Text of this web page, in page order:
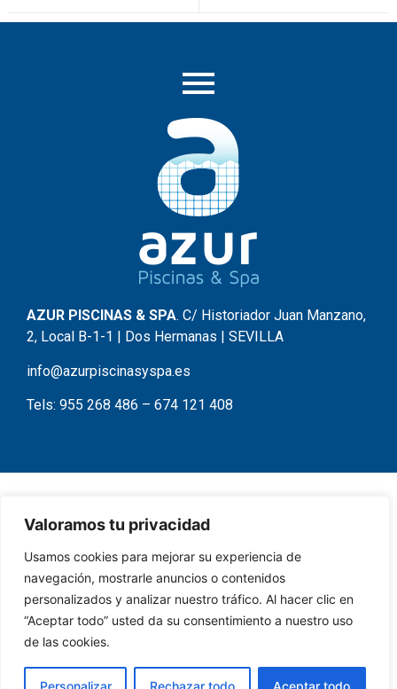
Valoramos tu privacidad
Usamos cookies para mejorar su experiencia de
navegación, mostrarle anuncios o contenidos
personalizados y analizar nuestro tráfico. Al hacer clic en
“Aceptar todo” usted da su consentimiento a nuestro uso
de las cookies.
Personalizar Rechazar todo Aceptar todo
AZUR PISCINAS & SPA. C/ Historiador Juan Manzano,
2, Local B-1-1 | Dos Hermanas | SEVILLA
info@azurpiscinasyspa.es
Tels: 955 268 486 – 674 121 408